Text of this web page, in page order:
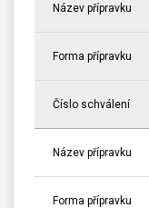
Název přípravku
Forma přípravku
Číslo schválení
Název přípravku
Forma přípravku